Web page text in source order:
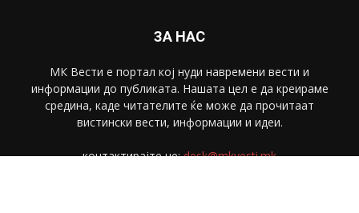
ЗА НАС
МК Вести е портал коj нуди навремени вести и
информации до публиката. Нашата цел е да креираме
средина, каде читателите ќе може да прочитаат
вистински вести, информации и идеи.
контактирајте не:desk@mkvesti.mk